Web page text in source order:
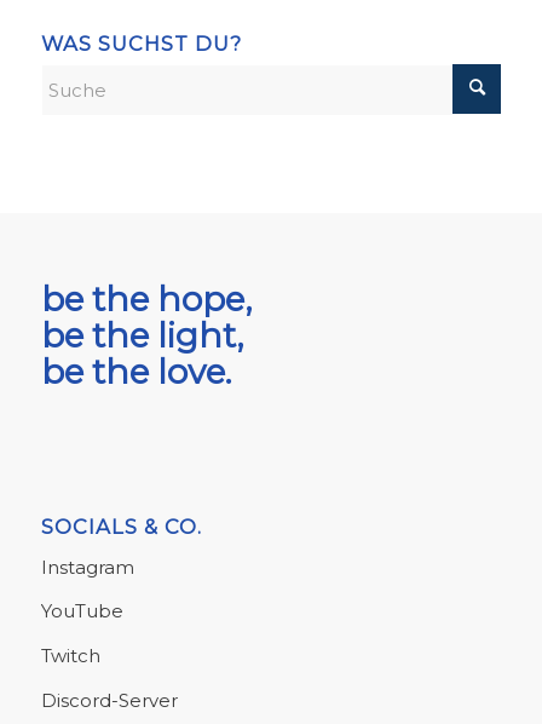
WAS SUCHST DU?
be the hope,
be the light,
be the love.
SOCIALS & CO.
Instagram
YouTube
Twitch
Discord-Server